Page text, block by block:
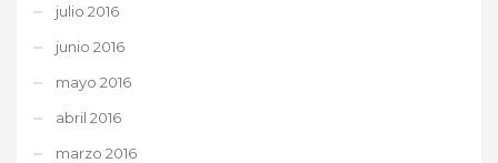
julio 2016
junio 2016
mayo 2016
abril 2016
marzo 2016